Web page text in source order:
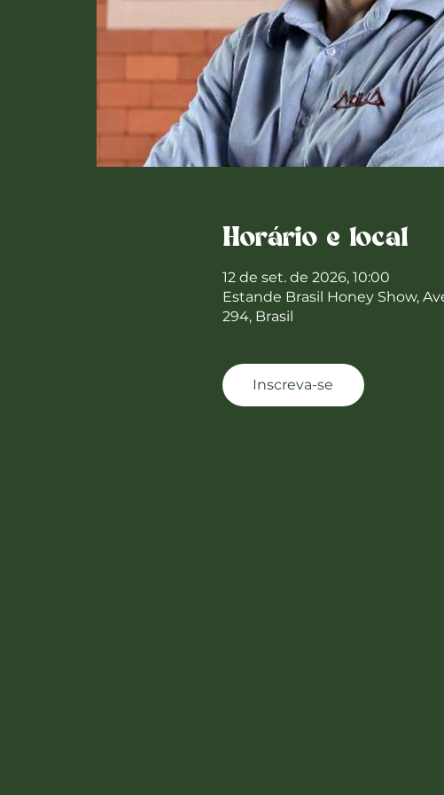
Horário e local
12 de set. de 2026, 10:00
Estande Brasil Honey Show,
294, Brasil
Inscreva-se